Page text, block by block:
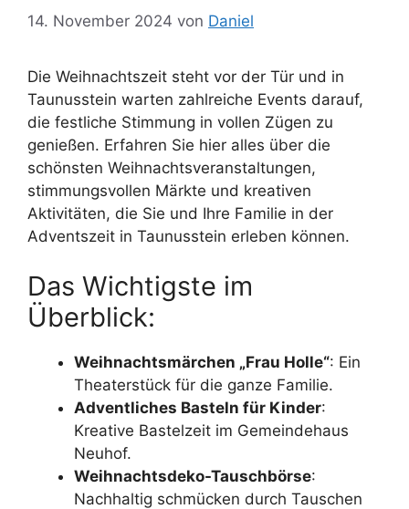
14. November 2024 von Daniel
Die Weihnachtszeit steht vor der Tür und in
Taunusstein warten zahlreiche Events darauf,
die festliche Stimmung in vollen Zügen zu
genießen. Erfahren Sie hier alles über die
schönsten Weihnachtsveranstaltungen,
stimmungsvollen Märkte und kreativen
Aktivitäten, die Sie und Ihre Familie in der
Adventszeit in Taunusstein erleben können.
Das Wichtigste im
Überblick:
Weihnachtsmärchen „Frau Holle“: Ein
Theaterstück für die ganze Familie.
Adventliches Basteln für Kinder:
Kreative Bastelzeit im Gemeindehaus
Neuhof.
Weihnachtsdeko-Tauschbörse:
Nachhaltig schmücken durch Tauschen